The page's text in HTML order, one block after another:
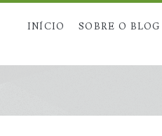
INÍCIO SOBRE O BLOG